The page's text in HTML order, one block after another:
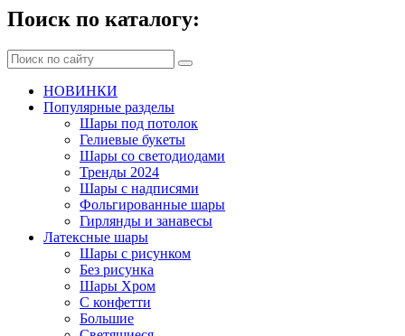
Поиск по каталогу:
НОВИНКИ
Популярные разделы
Шары под потолок
Гелиевые букеты
Шары со светодиодами
Тренды 2024
Шары с надписями
Фольгированные шары
Гирлянды и занавесы
Латексные шары
Шары с рисунком
Без рисунка
Шары Хром
C конфетти
Большие